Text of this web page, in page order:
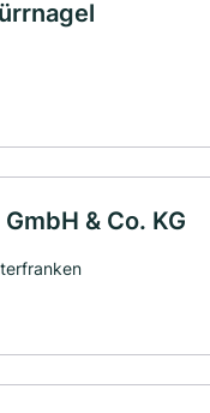
& Co. KG